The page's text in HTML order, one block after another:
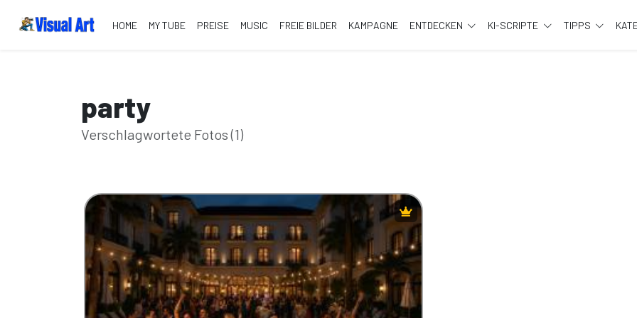
HOME MY TUBE PREISE MUSIC FREIE BILDER KAMPAGNE ENTDECKEN KI-SCRIPTE TIPPS
party
Verschlagwortete Fotos (1)